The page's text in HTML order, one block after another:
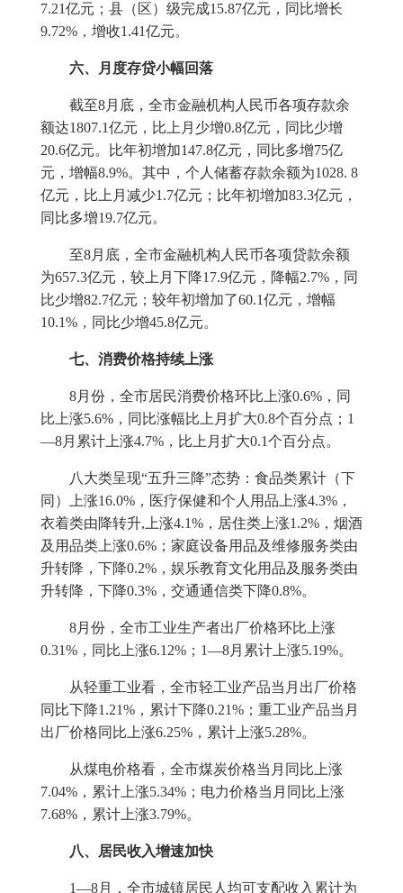
7.21亿元；县（区）级完成15.87亿元，同比增长
9.72% ，增收1.41亿元。
六、月度存贷小幅回落
截至8月底，全市金融机构人民币各项存款余
额达1807.1亿元，比上月少增0.8亿元，同比少增
20.6亿元。比年初增加147.8亿元，同比多增75亿
元，增幅8.9%。其中，个人储蓄存款余额为1028. 8
亿元，比上月减少1.7亿元；比年初增加83.3亿元，
同比多增19.7亿元。
至8月底，全市金融机构人民币各项贷款余额
为657.3亿元，较上月下降17.9亿元，降幅2.7% ，同
比少增82.7亿元；较年初增加了60.1亿元，增幅
10.1% ，同比少增45.8亿元。
七、消费价格持续上涨
8月份，全市居民消费价格环比上涨0.6% ，同
比上涨5.6% ，同比涨幅比上月扩大0.8个百分点； 1
—8月累计上涨4.7% ，比上月扩大0.1个百分点。
八大类呈现“五升三降”态势：食品类累计（下
同）上涨16.0% ，医疗保健和个人用品上涨4.3% ，
衣着类由降转升, 上涨4.1% ，居住类上涨1.2% ，烟酒
及用品类上涨0.6% ；家庭设备用品及维修服务类由
升转降，下降0.2% ，娱乐教育文化用品及服务类由
升转降，下降0.3% ，交通通信类下降0.8%。
8月份，全市工业生产者出厂价格环比上涨
0.31% ，同比上涨6.12% ； 1—8月累计上涨5.19%。
从轻重工业看，全市轻工业产品当月出厂价格
同比下降1.21% ，累计下降0.21% ；重工业产品当月
出厂价格同比上涨6.25% ，累计上涨5.28%。
从煤电价格看，全市煤炭价格当月同比上涨
7.04% ，累计上涨5.34% ；电力价格当月同比上涨
7.68% ，累计上涨3.79%。
八、居民收入增速加快
1—8月，全市城镇居民人均可支配收入累计为